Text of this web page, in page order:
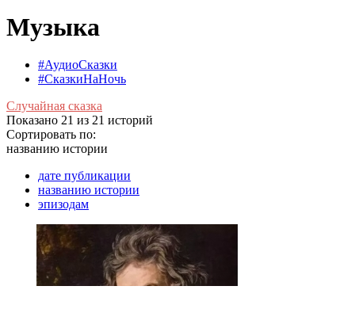
Музыка
#АудиоСказки
#СказкиНаНочь
Случайная сказка
Показано 21 из 21 историй
Сортировать по:
названию истории
дате публикации
названию истории
эпизодам